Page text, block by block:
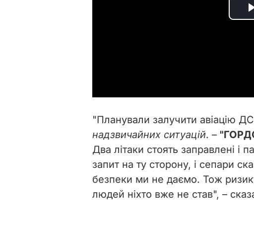
i
"Планували залучити авіацію
надзвичайних ситуацій. –
Два літаки стоять заправлені і
запит на ту сторону, і сепари
безпеки ми не даємо. Тож
людей ніхто вже не став", –